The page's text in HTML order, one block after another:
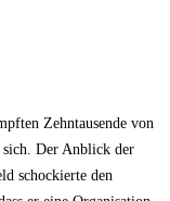
Zehntausende von
sich. Der Anblick der
schockierte den